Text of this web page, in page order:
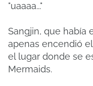
"uaaaa..."
Sangjin, que había
apenas encendió
el lugar donde se
Mermaids.